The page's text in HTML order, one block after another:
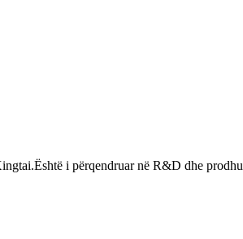
i përqendruar në R&D dhe